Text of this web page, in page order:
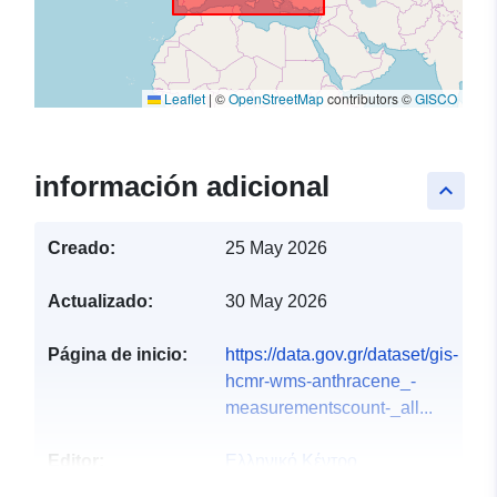
Leaflet | ©OpenStreetMapcontributors ©GISCO
keyboard_arrow_up
información adicional
Creado: 25 May 2026
Actualizado: 30 May 2026
Página de inicio:
https://data.gov.gr/dataset/gis-
hcmr-wms-anthracene_-
measurementscount-_all...
Editor:
Ελληνικό Κέντρο